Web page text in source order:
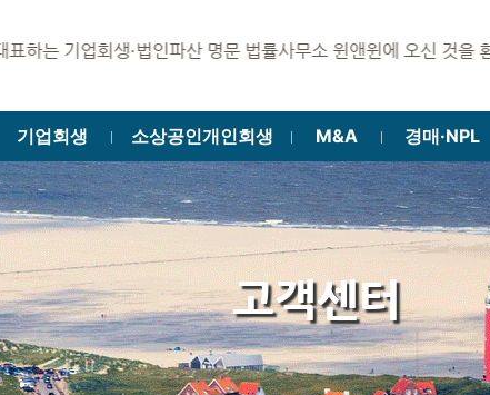
회생·법인파산 명문 법률사무소 윈앤윈에 오신 것을 환영합니다.
기업회생 ㅣ 소상공인개인회생 ㅣ M&A ㅣ 경매·NPL
고객센터